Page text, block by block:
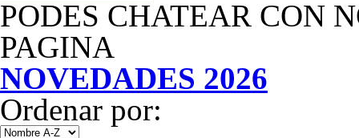
PODES CHATEAR CON
PAGINA
NOVEDADES 2026
Ordenar por: